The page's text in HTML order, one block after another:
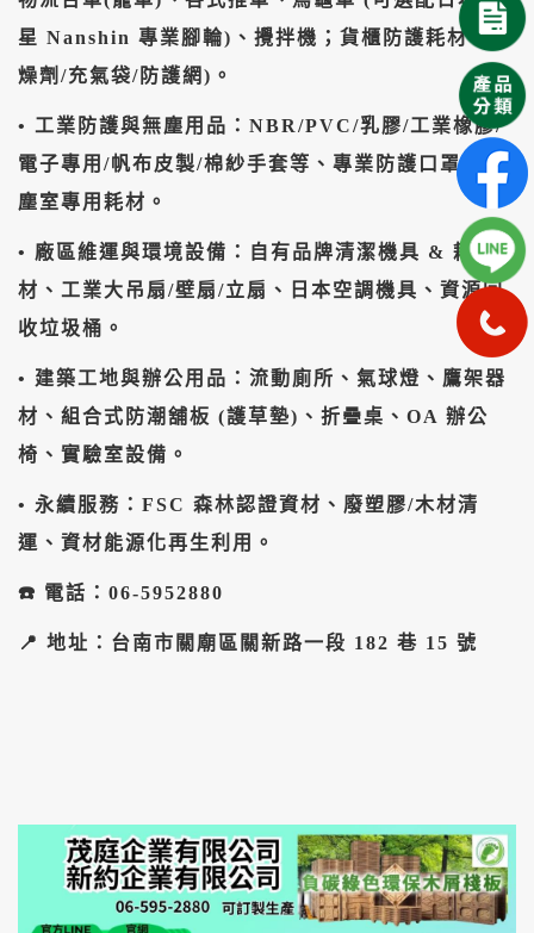
星 Nanshin 專業腳輪)、攪拌機；貨櫃防護耗材 (乾
燥劑/充氣袋/防護網)。
• ​工業防護與無塵用品：NBR/PVC/乳膠/工業橡膠/
電子專用/帆布皮製/棉紗手套等、專業防護口罩、無
塵室專用耗材。
• ​廠區維運與環境設備：自有品牌清潔機具 & 耗
材、工業大吊扇/壁扇/立扇、日本空調機具、資源回
收垃圾桶。
• ​建築工地與辦公用品：流動廁所、氣球燈、鷹架器
材、組合式防潮舖板 (護草墊)、折疊桌、OA 辦公
椅、實驗室設備。
• ​永續服務：FSC 森林認證資材、廢塑膠/木材清
運、資材能源化再生利用。
​☎️ 電話：06-5952880
📍 地址：台南市關廟區關新路一段 182 巷 15 號